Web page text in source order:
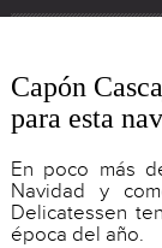
Capón
para esta
En poco más
Navidad y
Delicatessen
época del año.